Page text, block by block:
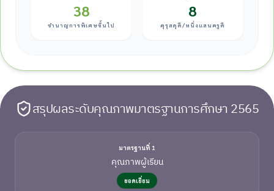
38
ชำนาญการพิเศษขึ้นไป
8
คุรุสดุดี/หนึ่งแสนครูดี
สรุปผลระดับคุณภาพมาตรฐานการศึกษา 2565
มาตรฐานที่ 1
คุณภาพผู้เรียน
ยอดเยี่ยม